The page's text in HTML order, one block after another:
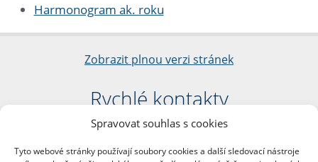
Spravovat souhlas s cookies
Tyto webové stránky používají soubory cookies a další sledovací nástroje
Harmonogram ak. roku
Zobrazit plnou verzi stránek
Rychlé kontakty
Filozofická fakulta
nám. Jana Palacha 1/2